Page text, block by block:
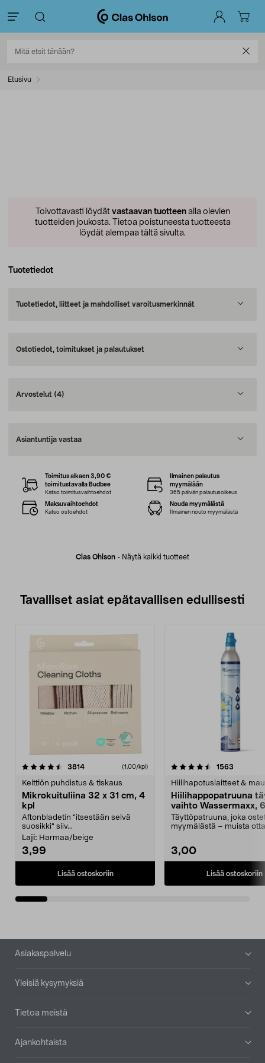
Etusivu
Toivottavasti löydät vastaavan tuotteenalla olevien
tuotteiden joukosta. Tietoa poistuneesta tuotteesta
löydät alempaa tältä sivulta.
Tuotetiedot
Tuotetiedot, liitteet ja mahdolliset varoitusmerkinnät
Ostotiedot, toimitukset ja palautukset
Arvostelut (4)
Asiantuntija vastaa
Clas Ohlson - Näytä kaikki tuotteet
Toimitus alkaen 3,90 €
toimitustavalla Budbee
Katso toimitusvaihtoehdot
Ilmainen palautus
myymälään
365 päivän palautusoikeus
Maksuvaihtoehdot
Katso ostoehdot
Nouda myymälästä
Ilmainen nouto myymälästä
Tavalliset asiat epätavallisen edullisesti
3814arvostelut (1,00/kpl)
Keittiön puhdistus & tiskaus
Mikrokuituliina 32 x 31 cm, 4
kpl
Aftonbladetin "itsestään selvä
suosikki" siiv...
Laji: Harmaa/beige
3,99
Lisää ostoskoriin
4.5viidestä
1563
Hiilihapotuslaitteet &
Hiilihappopatruuna
vaihto Wassermaxx,
Täyttöpatruuna, joka
myymälästä – muista
3,00
Lisää ostoskoriin
4.5viidestä
Alatunniste
Asiakaspalvelu
Yleisiä kysymyksiä
Tietoa meistä
Ajankohtaista